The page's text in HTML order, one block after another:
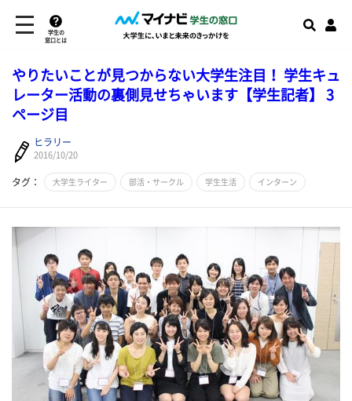
学生の
窓口とは
やりたいことが見つからない大学生注目！ 学生キュ
レーター活動の裏側見せちゃいます【学生記者】 3
ページ目
ヒラリー
2016/10/20
タグ： 大学生ライター 部活・サークル 学生生活 インターン